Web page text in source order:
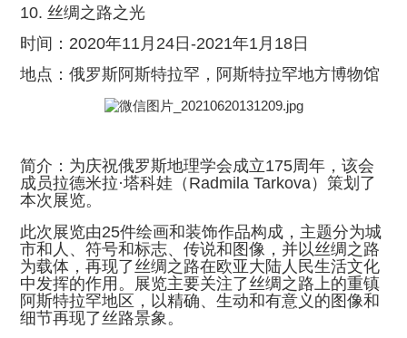
10. 丝绸之路之光
时间：2020年11月24日-2021年1月18日
地点：俄罗斯阿斯特拉罕，阿斯特拉罕地方博物馆
简介：为庆祝俄罗斯地理学会成立175周年，该会
成员拉德米拉·塔科娃（Radmila Tarkova）策划了
本次展览。
此次展览由25件绘画和装饰作品构成，主题分为城
市和人、符号和标志、传说和图像，并以丝绸之路
为载体，再现了丝绸之路在欧亚大陆人民生活文化
中发挥的作用。展览主要关注了丝绸之路上的重镇
阿斯特拉罕地区，以精确、生动和有意义的图像和
细节再现了丝路景象。